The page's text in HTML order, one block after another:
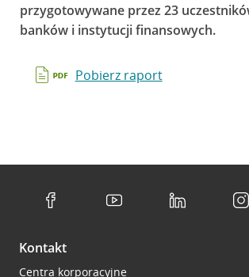
przygotowywane przez 23
banków i instytucji finansowych.
Pobierz raport
Kontakt
Centra korporacyjne